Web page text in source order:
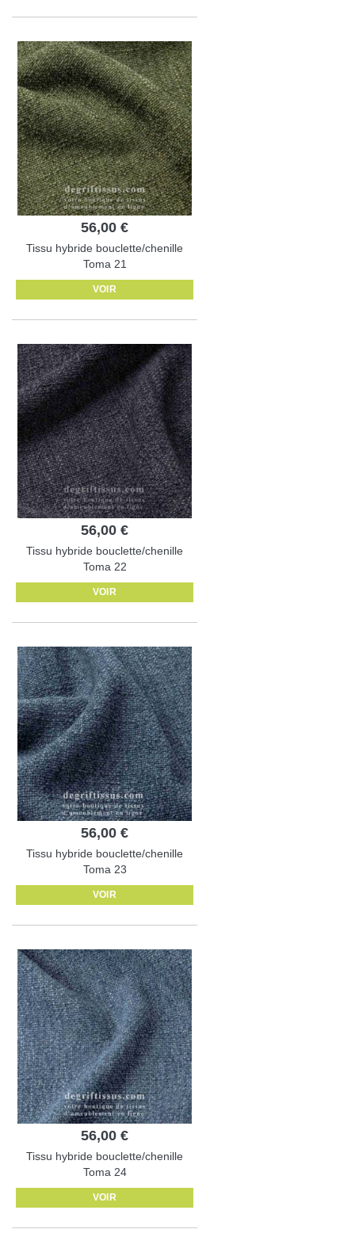
56,00 €
Tissu hybride bouclette/chenille
Toma 21
VOIR
56,00 €
Tissu hybride bouclette/chenille
Toma 22
VOIR
56,00 €
Tissu hybride bouclette/chenille
Toma 23
VOIR
56,00 €
Tissu hybride bouclette/chenille
Toma 24
VOIR